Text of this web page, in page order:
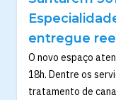
entregue
O novo espaço
18h. Dentre os
tratamento de